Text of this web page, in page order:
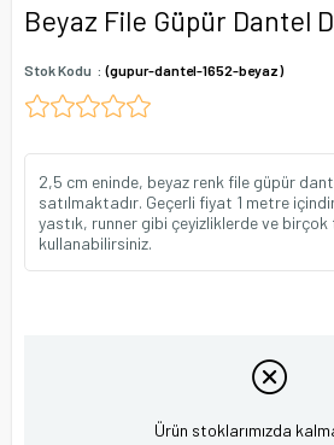
Beyaz File Güpür Dantel
Stok Kodu (gupur-dantel-1652-beyaz)
2,5 cm eninde, beyaz renk file güpür
satılmaktadır. Geçerli fiyat 1 metre
yastık, runner gibi çeyizliklerde ve
kullanabilirsiniz.
Ürün stoklarımızda